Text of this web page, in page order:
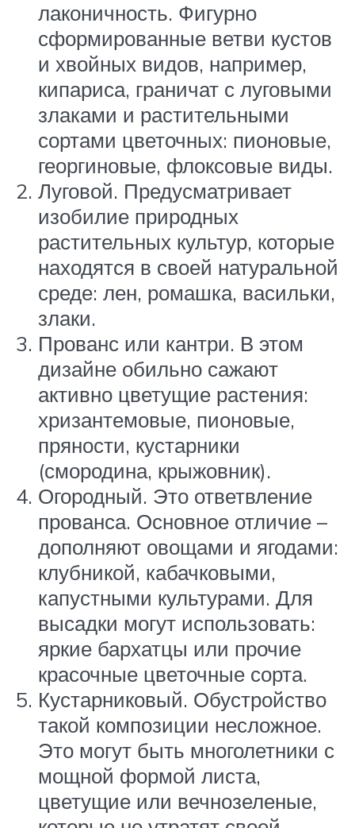
лаконичность. Фигурно
сформированные ветви кустов
и хвойных видов, например,
кипариса, граничат с луговыми
злаками и растительными
сортами цветочных: пионовые,
георгиновые, флоксовые виды.
Луговой. Предусматривает
изобилие природных
растительных культур, которые
находятся в своей натуральной
среде: лен, ромашка, васильки,
злаки.
Прованс или кантри. В этом
дизайне обильно сажают
активно цветущие растения:
хризантемовые, пионовые,
пряности, кустарники
(смородина, крыжовник).
Огородный. Это ответвление
прованса. Основное отличие –
дополняют овощами и ягодами:
клубникой, кабачковыми,
капустными культурами. Для
высадки могут использовать:
яркие бархатцы или прочие
красочные цветочные сорта.
Кустарниковый. Обустройство
такой композиции несложное.
Это могут быть многолетники с
мощной формой листа,
цветущие или вечнозеленые,